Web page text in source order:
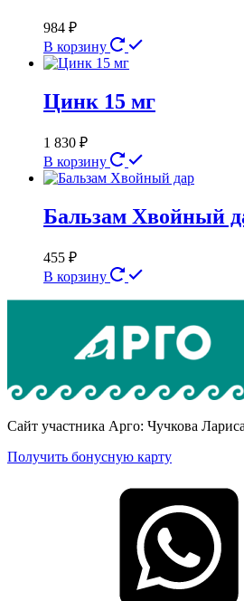
984 ₽
В корзину
Цинк 15 мг
1 830 ₽
В корзину
Бальзам Хвойный
455 ₽
В корзину
Сайт участника Арго: Чучкова
Получить бонусную карту